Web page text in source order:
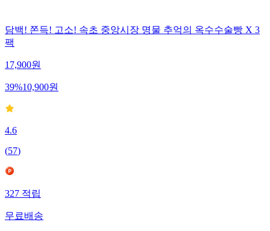
담백! 쫀득! 고소! 속초 중앙시장 명물 추억의 옥수수술빵 X 3
팩
17,900원
39%10,900원
4.6
(57)
327적립
무료배송